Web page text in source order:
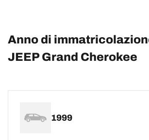
Anno di
JEEP Grand Cherokee
1999